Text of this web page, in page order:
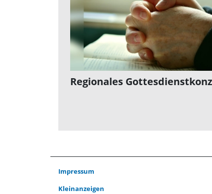
Regionales
Impressum
Kleinanzeigen